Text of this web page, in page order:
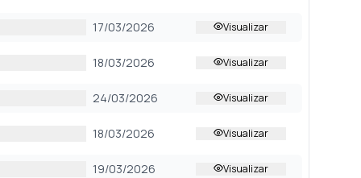
17/03/2026 Visualizar
18/03/2026 Visualizar
24/03/2026 Visualizar
18/03/2026 Visualizar
19/03/2026 Visualizar